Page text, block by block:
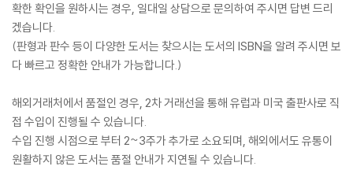
확한 확인을 원하시는 경우, 일대일 상담으로 문의하여 주시면 답변 드리
겠습니다.
(판형과 판수 등이 다양한 도서는 찾으시는 도서의 ISBN을 알려 주시면 보
다 빠르고 정확한 안내가 가능합니다.)
해외거래처에서 품절인 경우, 2차 거래선을 통해 유럽과 미국 출판사로 직
접 수입이 진행될 수 있습니다.
수입 진행 시점으로 부터 2~3주가 추가로 소요되며, 해외에서도 유통이
원활하지 않은 도서는 품절 안내가 지연될 수 있습니다.